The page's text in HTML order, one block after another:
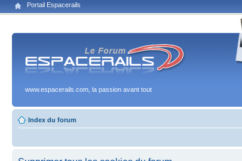
Portail Espacerails
www.espacerails.com, la passion avant tout
Index du forum